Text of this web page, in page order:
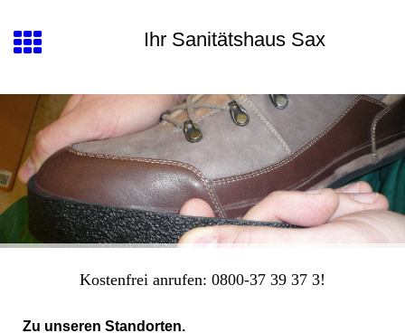
Ihr Sanitätshaus Sax
Kostenfrei anrufen: 0800-37 39 37 3!
Zu unseren Standorten.